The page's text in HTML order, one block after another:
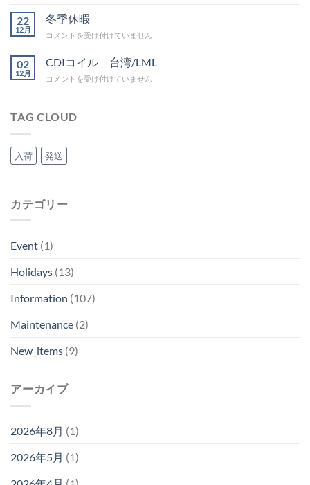
グ
吉
は
暇
案
内
22
12月
冬季休暇
冬
休
は
コメントを受け付けていません
02
12月
CDIコイル 台湾/LML
CDI
ル
は
コメントを受け付けていません
TAG CLOUD
入荷 発送
カテゴリー
Event (1)
Holidays (13)
Information (107)
Maintenance (2)
New_items (9)
アーカイブ
2026年8月 (1)
2026年5月 (1)